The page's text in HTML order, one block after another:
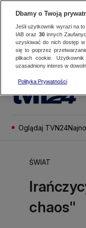
Oglądaj TVN24
ŚWIAT
chaos"
Dbamy o Twoją
Jeśli użytkownik wyrazi na
IAB oraz 30innych
uzyskiwać do nich dostęp w
się to poprzez
plikach cookie.
uzasadniony interes w
Polityka Prywatności